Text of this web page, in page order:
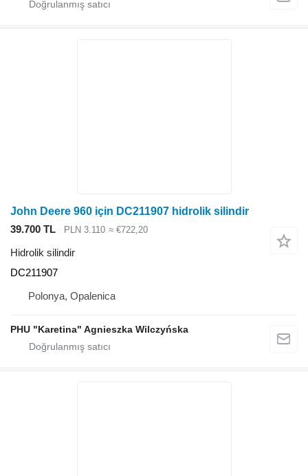
John Deere 960 için DC211907 hidrolik silindir
39.700 TL
PLN 3.110 ≈ €722,20
Hidrolik silindir
DC211907
Polonya, Opalenica
PHU "Karetina" Agnieszka Wilczyńska